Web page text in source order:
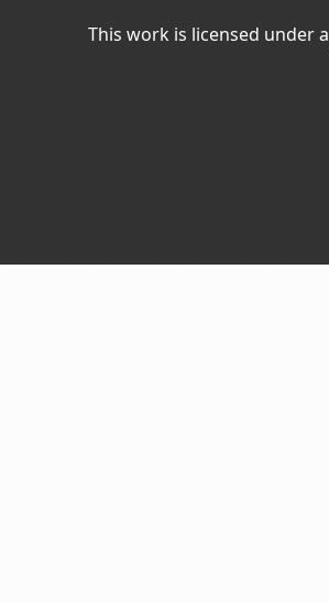
This work is licensed under a